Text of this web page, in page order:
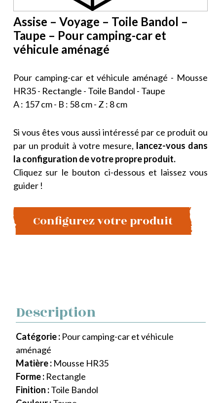
Assise – Voyage – Toile Bandol –
Taupe – Pour camping-car et
véhicule aménagé
Pour camping-car et véhicule aménagé - Mousse
HR35 - Rectangle - Toile Bandol - Taupe
A : 157 cm - B : 58 cm - Z : 8 cm
Si vous êtes vous aussi intéressé par ce produit ou
par un produit à votre mesure, lancez-vous dans
la configuration de votre propre produit.
Cliquez sur le bouton ci-dessous et laissez vous
guider !
Configurez votre produit
Description
Catégorie : Pour camping-car et véhicule
aménagé
Matière : Mousse HR35
Forme : Rectangle
Finition :Toile Bandol